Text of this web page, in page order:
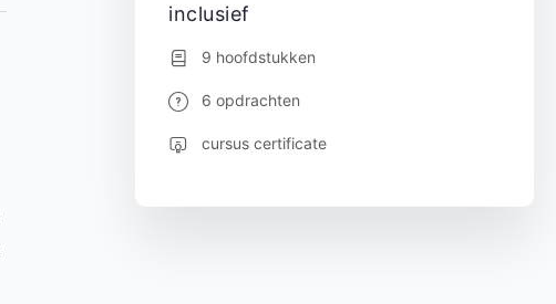
inclusief
9 hoofdstukken
6 opdrachten
cursus certificate